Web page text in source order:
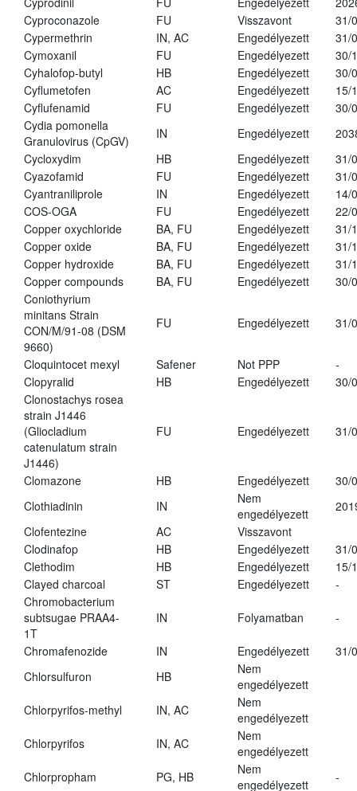
Cyproconazole
FU Visszavont
31/
Cypermethrin
IN, AC Engedélyezett
31/
Cymoxanil
FU Engedélyezett
30/
Cyhalofop-butyl
HB Engedélyezett
30/
Cyflumetofen
AC Engedélyezett
15/
Cyflufenamid
FU Engedélyezett
30/
Cydia pomonella
Granulovirus (CpGV)
IN Engedélyezett
Cycloxydim
HB Engedélyezett
31/
Cyazofamid
FU Engedélyezett
31/
Cyantraniliprole
IN Engedélyezett
14/
COS-OGA
FU Engedélyezett
22/
Copper oxychloride
BA, FU Engedélyezett
31/
Copper oxide
BA, FU Engedélyezett
31/
Copper hydroxide
BA, FU Engedélyezett
31/
Copper compounds
BA, FU Engedélyezett
30/
Coniothyrium
minitans Strain
CON/M/91-08 (DSM
9660)
FU Engedélyezett 31/
Cloquintocet mexyl Safener Not PPP
-
Clopyralid
HB Engedélyezett
30/
Clonostachys rosea
strain J1446
(Gliocladium
catenulatum strain
J1446)
FU Engedélyezett 31/
Clomazone HB Engedélyezett
30/
Clothiadinin
IN
Nem
engedélyezett
Clofentezine
AC
Visszavont
Clodinafop
HB Engedélyezett
31/
Clethodim
HB Engedélyezett
15/
Clayed charcoal
ST Engedélyezett
-
Chromobacterium
subtsugae PRAA4-
1T
IN Folyamatban -
Chromafenozide IN Engedélyezett
31/
Chlorsulfuron
HB
Nem
engedélyezett
Chlorpyrifos-methyl
IN, AC
Nem
engedélyezett
Chlorpyrifos
IN, AC
Nem
engedélyezett
Chlorpropham
PG, HB
Nem
engedélyezett
-